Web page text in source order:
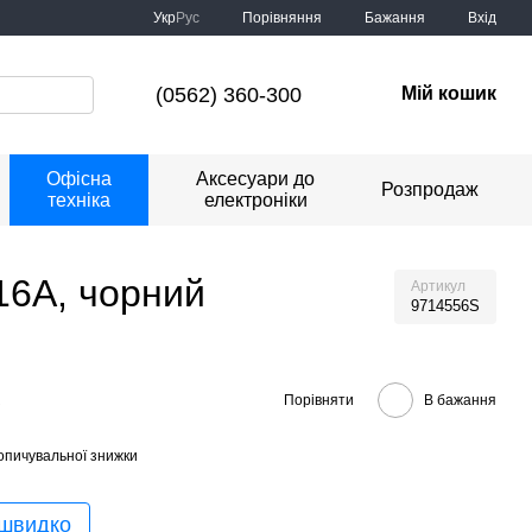
УкрРус Порівняння Бажання Вхід
(0562) 360-300 Мій кошик
Офісна
техніка
Аксесуари до
електроніки
Розпродаж
чорний Артикул
9714556S
Порівняти В бажання
знижки